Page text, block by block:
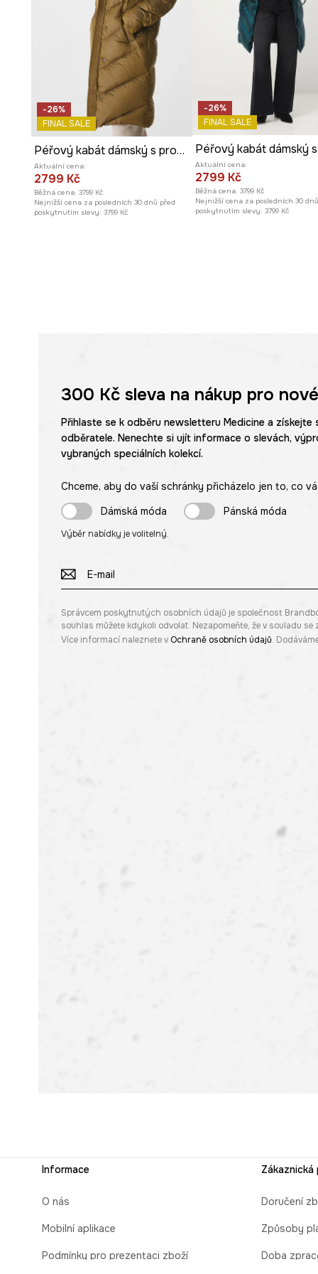
-26%
FINAL SALE
Péřový kabát dámský s prošíváním
Aktuální cena:
2799 Kč
Běžná cena: 3799 Kč
Nejnižší cena za posledních 30 dnů před
poskytnutím slevy: 3799 Kč
-26%
FINAL SALE
Aktuální cena:
2799 Kč
Běžná cena: 3799 Kč
Nejnižší cena za posledních 30
poskytnutím slevy: 3799 Kč
300 Kčsleva na nákup pro
Přihlaste se k odběru newsletteru Medicine a získejte
odběratele. Nenechte si ujít informace o slevách,
vybraných speciálních kolekcí.
Chceme, aby do vaší schránky přicházelo jen to, co
Dámská móda
Pánská móda
Výběr nabídky je volitelný.
Správcem poskytnutých osobních údajů je společnost
souhlas můžete kdykoli odvolat. Nezapomeňte, že v souladu
Více informací naleznete v Ochraně osobních údajů.
Informace
O nás
Mobilní aplikace
Podmínky pro prezentaci zboží
Doručení
Způsoby
Doba